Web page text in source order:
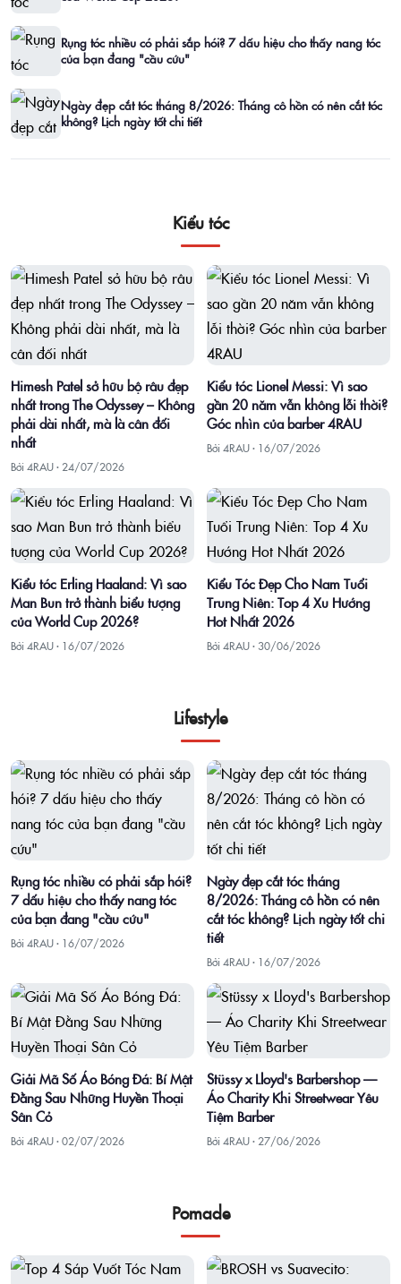
Rụng tóc nhiều có phải sắp hói? 7 dấu hiệu cho thấy nang tóc
của bạn đang "cầu cứu"
Ngày đẹp cắt tóc tháng 8/2026: Tháng cô hồn có nên cắt tóc
không? Lịch ngày tốt chi tiết
Kiểu tóc
Himesh Patel sở hữu bộ râu đẹp
nhất trong The Odyssey – Không
phải dài nhất, mà là cân đối
nhất
Bởi 4RAU · 24/07/2026
Kiểu tóc Lionel Messi: Vì sao
gần 20 năm vẫn không lỗi thời?
Góc nhìn của barber 4RAU
Bởi 4RAU · 16/07/2026
Kiểu tóc Erling Haaland: Vì sao
Man Bun trở thành biểu tượng
của World Cup 2026?
Bởi 4RAU · 16/07/2026
Kiểu Tóc Đẹp Cho Nam Tuổi
Trung Niên: Top 4 Xu Hướng
Hot Nhất 2026
Bởi 4RAU · 30/06/2026
Lifestyle
Rụng tóc nhiều có phải sắp hói?
7 dấu hiệu cho thấy nang tóc
của bạn đang "cầu cứu"
Bởi 4RAU · 16/07/2026
Ngày đẹp cắt tóc tháng
8/2026: Tháng cô hồn có nên
cắt tóc không? Lịch ngày tốt chi
tiết
Bởi 4RAU · 16/07/2026
Giải Mã Số Áo Bóng Đá: Bí Mật
Đằng Sau Những Huyền Thoại
Sân Cỏ
Bởi 4RAU ·02/07/2026
Stüssy x Lloyd's Barbershop —
Áo Charity Khi Streetwear Yêu
Tiệm Barber
Bởi 4RAU · 27/06/2026
Pomade